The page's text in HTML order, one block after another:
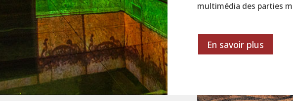
multimédia des parties
En savoir plus